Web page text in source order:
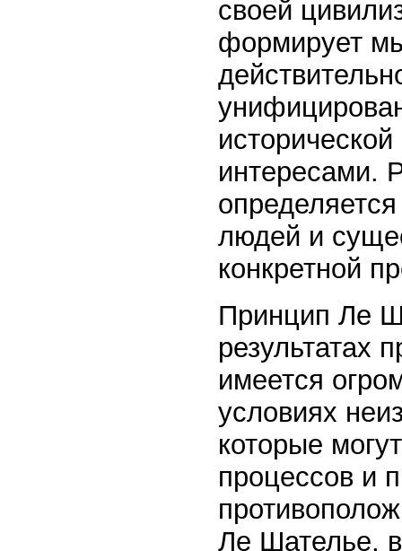
своей
формирует
интересами.
людей и
конкретной
Принцип Ле
результатах
имеется
условиях
которые
процессов и
Ле Шателье,